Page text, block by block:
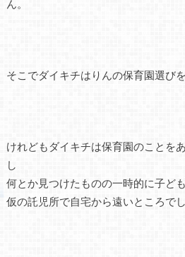
ん。
そこでダイキチはりんの保育園選びを
けれどもダイキチは保育園のことを
し
何とか見つけたものの一時的に子ど
仮の託児所で自宅から遠いところでし